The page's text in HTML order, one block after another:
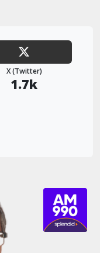
X (Twitter)
1.7k